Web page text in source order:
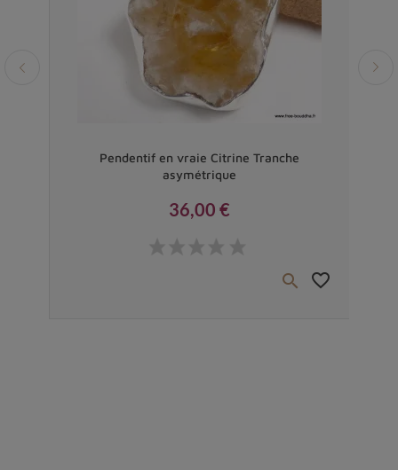
Pendentif en vraie Citrine Tranche
asymétrique
36,00 €
 favorite_border